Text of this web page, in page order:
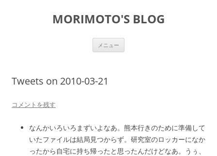
MORIMOTO'S BLOG
メニュー
Tweets on 2010-03-21
コメントを残す
なんかいろいろまずいよなあ。熊本行きのために準備して
いたファイルは結局見つからず。研究室のロッカーになか
ったから自宅に持ち帰ったと思ったんだけどなあ。うぅ、